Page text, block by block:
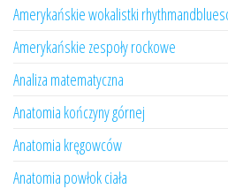
Amerykańskie wokalistki
Amerykańskie zespoły rockowe
Analiza matematyczna
Anatomia kończyny górnej
Anatomia kręgowców
Anatomia powłok ciała